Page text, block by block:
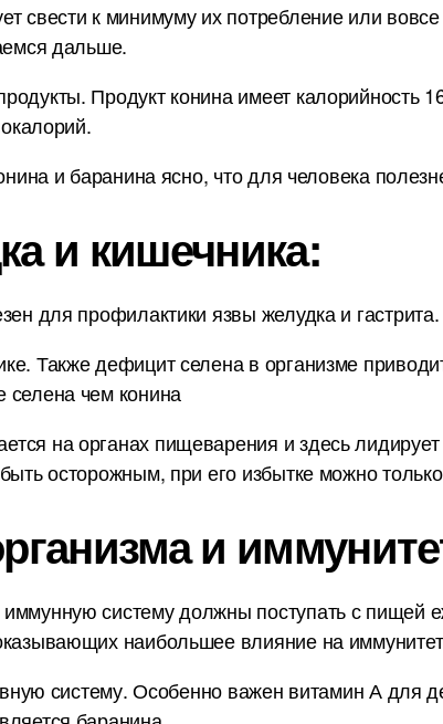
к минимуму их потребление или вовсе
дальше.
Продукт конина имеет калорийность
и баранина ясно, что для человека
и кишечника:
для профилактики язвы желудка и гастрита.
Также дефицит селена в организме
чем конина
на органах пищеварения и здесь
осторожным, при его избытке можно
и
систему должны поступать с пищей
наибольшее влияние на
систему. Особенно важен витамин А для